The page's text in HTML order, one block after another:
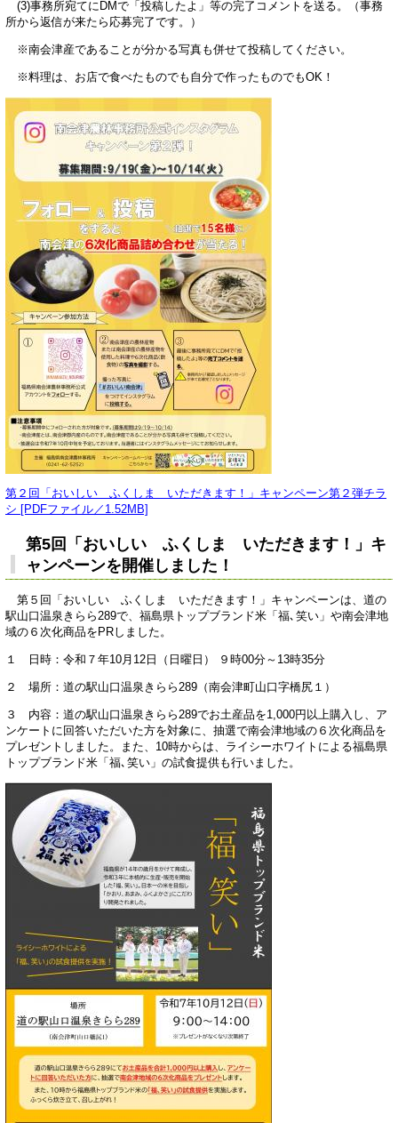
(3)事務所宛てにDMで「投稿したよ」等の完了コメントを送る。（事務
所から返信が来たら応募完了です。）
※南会津産であることが分かる写真も併せて投稿してください。
※料理は、お店で食べたものでも自分で作ったものでもOK！
第２回「おいしい ふくしま いただきます！」キャンペーン第２弾チラ
シ [PDFファイル／1.52MB]
第5回「おいしい ふくしま いただきます！」キ
ャンペーンを開催しました！
第５回「おいしい ふくしま いただきます！」キャンペーンは、道の
駅山口温泉きらら289で、福島県トップブランド米「福､笑い」や南会津地
域の６次化商品をPRしました。
１ 日時：令和７年10月12日（日曜日） ９時00分～13時35分
２ 場所：道の駅山口温泉きらら289（南会津町山口字橋尻１）
３ 内容：道の駅山口温泉きらら289でお土産品を1,000円以上購入し、ア
ンケートに回答いただいた方を対象に、抽選で南会津地域の６次化商品を
プレゼントしました。また、10時からは、ライシーホワイトによる福島県
トップブランド米「福､笑い」の試食提供も行いました。